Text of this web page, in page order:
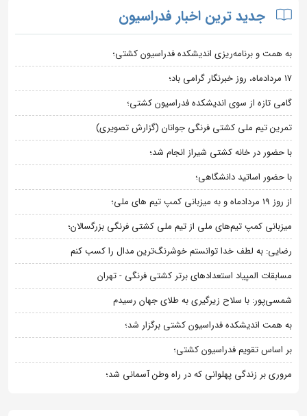
جدید ترین اخبار فدراسیون
به همت و برنامه‌ریزی اندیشکده فدراسیون کشتی؛
۱۷ مردادماه، روز خبرنگار گرامی باد؛
گامی تازه از سوی اندیشکده فدراسیون کشتی؛
تمرین تیم ملی کشتی فرنگی جوانان (گزارش تصویری)
با حضور در خانه کشتی شیراز انجام شد؛
با حضور اساتید دانشگاهی؛
از روز 19 مردادماه و به میزبانی کمپ تیم های ملی؛
میزبانی کمپ تیم‌های ملی از تیم ملی کشتی فرنگی بزرگسالان؛
رضایی: به لطف خدا توانستم خوشرنگ‌ترین مدال را کسب کنم
مسابقات المپیاد استعدادهای برتر کشتی فرنگی - تهران
شمسی‌پور: با سلاح زیرگیری به طلای جهان رسیدم
به همت اندیشکده فدراسیون کشتی برگزار شد؛
بر اساس تقویم فدراسیون کشتی؛
مروری بر زندگی پهلوانی که در راه وطن آسمانی شد؛